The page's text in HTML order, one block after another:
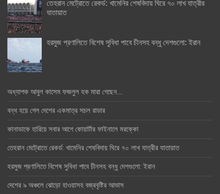
তেহরান মেট্রোতে রেকর্ড: খামেনির শেষবিদায় ঘিরে ৭০ লাখ যাত্রীর
যাতায়াত
হরমুজ প্রণালিতে বিশেষ সুবিধা পাবে চীনসহ বন্ধু দেশগুলো: ইরান
অধ্যাপক আবুল কাসেম ফজলুল হক মারা গেছেন….
বন্ধ হয়ে গেল দেশের একমাত্র সচল রাডার
কানাডাকে হারিয়ে সবার আগে কোয়ার্টার ফাইনালে মরক্কো
তেহরান মেট্রোতে রেকর্ড: খামেনির শেষবিদায় ঘিরে ৭০ লাখ যাত্রীর যাতায়াত
হরমুজ প্রণালিতে বিশেষ সুবিধা পাবে চীনসহ বন্ধু দেশগুলো: ইরান
দেশের ৯ অঞ্চলে ঝোড়ো হাওয়াসহ বজ্রবৃষ্টির আভাস